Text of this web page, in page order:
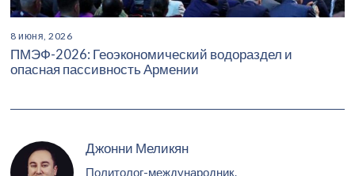
8 июня, 2026
ПМЭФ-2026: Геоэкономический водораздел и
опасная пассивность Армении
Джонни Меликян
Политолог-международник.